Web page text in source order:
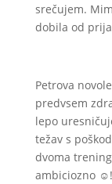
srečujem.
dobila od
Petrova
predvsem
lepo
težav s
dvoma
ambiciozno